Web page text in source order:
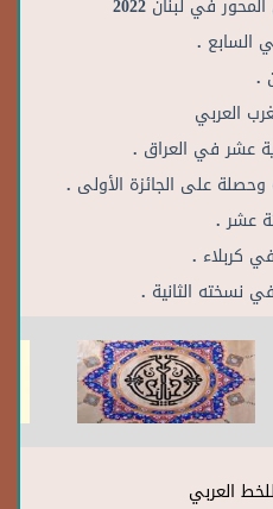
السابع .
.
العربي
عشر في العراق .
على الجائزة الأولى .
عشر .
كربلاء .
نسخته الثانية .
العربي